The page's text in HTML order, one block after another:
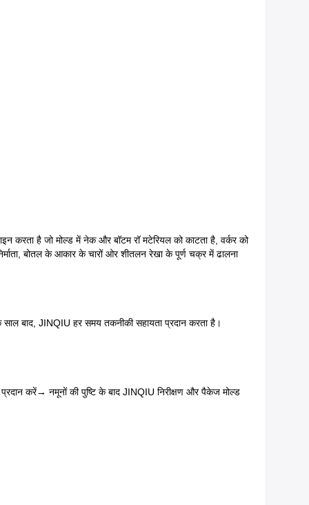
करता है जो मोल्ड में नेक और बॉटम रॉ मटेरियल को काटता है, वर्कर को
बोतल के आकार के चारों ओर शीतलन रेखा के पूर्ण चक्र में ढालना
साल बाद, JINQIU हर समय तकनीकी सहायता प्रदान करता है।
करें→ नमूनों की पुष्टि के बाद JINQIU निरीक्षण और पैकेज मोल्ड